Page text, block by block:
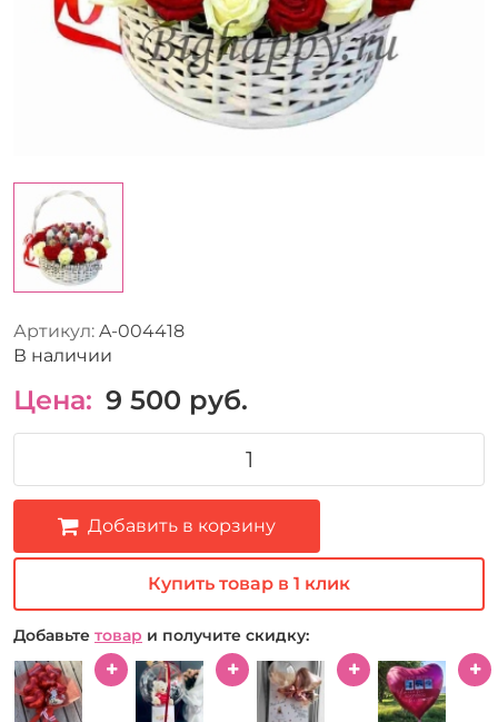
Артикул: A-004418
В наличии
Цена: 9 500 руб.
Добавить в корзину
Купить товар в 1 клик
Добавьте товар и получите скидку: